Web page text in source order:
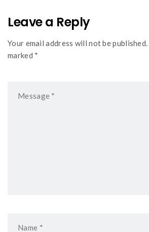
Leave a Reply
Your email address will not be
marked *